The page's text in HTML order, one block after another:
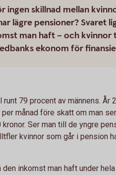
ingen skillnad mellan
lägre pensioner? Svaret
man haft – och
ekonom för
79 procent av männens. År
månad före skatt om man
Ser man till de yngre
kvinnor som går i pension
inkomst man haft under